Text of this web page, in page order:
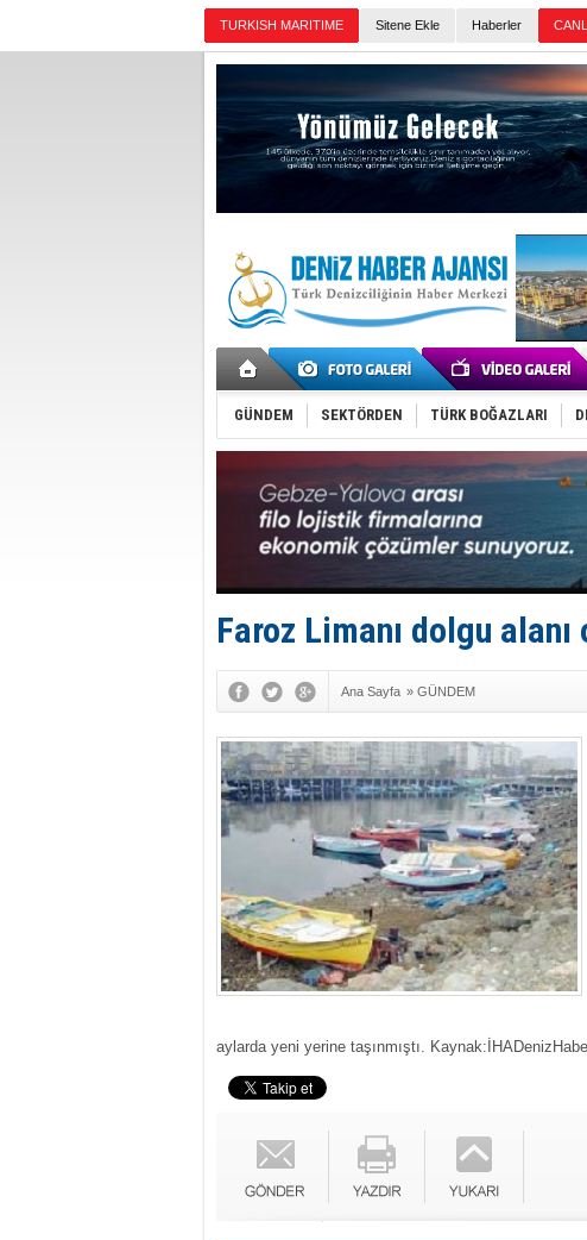
TURKISH MARITIME Sitene Ekle Haberler
GÜNDEM SEKTÖRDEN TÜRK BOĞAZLARI
Faroz Limanı dolgu alanı
Ana Sayfa » GÜNDEM
aylarda yeni yerine taşınmıştı. Kaynak:İHA